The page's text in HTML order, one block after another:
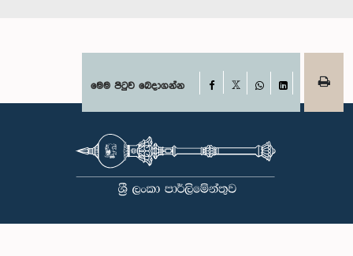
මෙම පිටුව බෙදාගන්න Facebook